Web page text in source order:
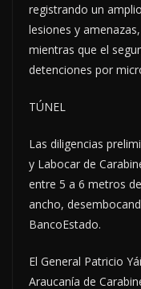
registrando un
lesiones y
mientras que el
detenciones por
TÚNEL
Las diligencias
y Labocar de
entre 5 a 6 metros
ancho,
BancoEstado.
El General Patricio
Araucanía de